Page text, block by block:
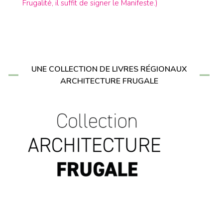
Frugalité, il suffit de signer le Manifeste.)
UNE COLLECTION DE LIVRES RÉGIONAUX
ARCHITECTURE FRUGALE